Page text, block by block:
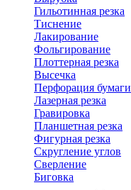
Гильотинная резка
Тиснение
Лакирование
Фольгирование
Плоттерная резка
Высечка
Перфорация бумаги
Лазерная резка
Гравировка
Планшетная резка
Фигурная резка
Скругление углов
Сверление
Биговка